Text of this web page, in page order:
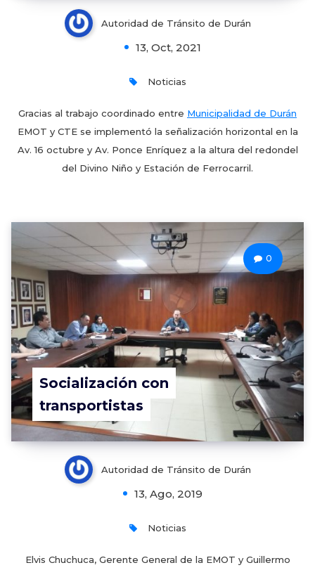
Autoridad de Tránsito de Durán
13, Oct, 2021
Noticias
Gracias al trabajo coordinado entre Municipalidad de Durán
EMOT y CTE se implementó la señalización horizontal en la
Av. 16 octubre y Av. Ponce Enríquez a la altura del redondel
del Divino Niño y Estación de Ferrocarril.
Socialización con
transportistas
0
Autoridad de Tránsito de Durán
13, Ago, 2019
Noticias
Elvis Chuchuca, Gerente General de la EMOT y Guillermo